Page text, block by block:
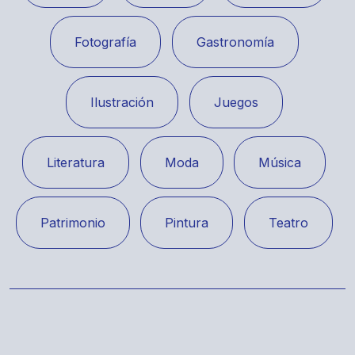
Fotografía Gastronomía
Ilustración Juegos
Literatura Moda Música
Patrimonio Pintura Teatro